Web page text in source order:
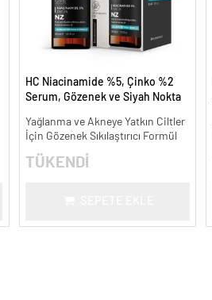
HC Niacinamide %5, Çinko %2
Serum, Gözenek ve Siyah Nokta
- 30 ml.
Yağlanma ve Akneye Yatkın Ciltler
İçin Gözenek Sıkılaştırıcı Formül
TÜKENDİ